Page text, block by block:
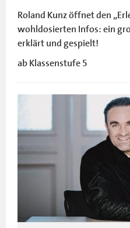
Roland Kunz öffnet den
wohldosierten Infos: ein
erklärt und gespielt!
ab Klassenstufe 5